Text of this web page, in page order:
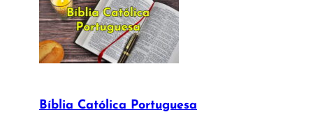
Bíblia Católica Portuguesa